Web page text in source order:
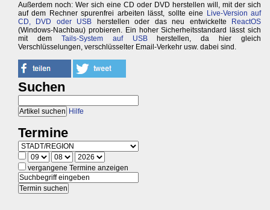
Außerdem noch: Wer sich eine CD oder DVD herstellen will, mit der sich
auf dem Rechner spurenfrei arbeiten lässt, sollte eine
Live-Version auf
CD, DVD oder USB herstellen oder das neu entwickelte
ReactOS
(Windows-Nachbau) probieren. Ein hoher Sicherheitsstandard lässt sich
mit dem Tails-System auf USBherstellen, da hier gleich
Verschlüsselungen, verschlüsselter Email-Verkehr usw. dabei sind.
Suchen
Hilfe
Termine
vergangene Termine anzeigen